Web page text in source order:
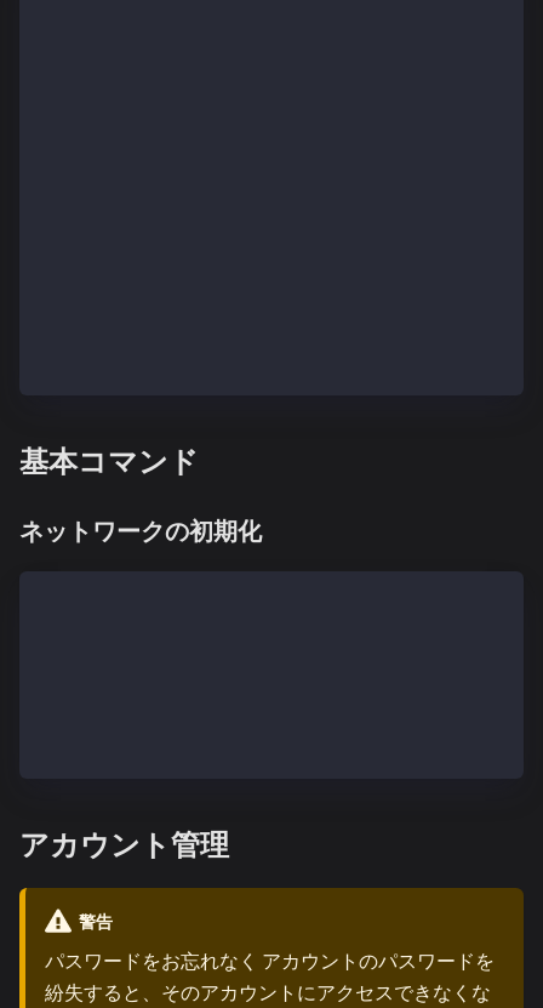
基本コマンド
ネットワークの初期化
アカウント管理
警告
パスワードをお忘れなく アカウントのパスワードを
紛失すると、そのアカウントにアクセスできなくな